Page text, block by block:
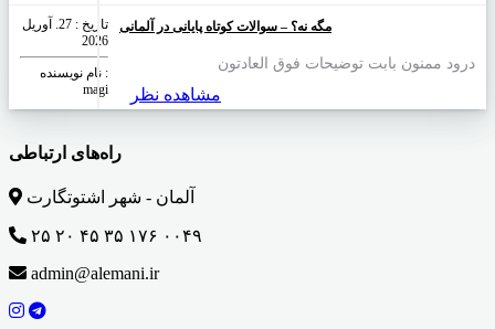
تاریخ : 27. آوریل
2026
نام نویسنده :
magi
مگه نه؟ – سوالات کوتاه پایانی در آلمانی
درود ممنون بابت توضیحات فوق العادتون
مشاهده نظر
راه‌های ارتباطی
آلمان - شهر اشتوتگارت
۲۵ ۲۰ ۴۵ ۳۵ ۱۷۶ ۰۰۴۹
admin@alemani.ir